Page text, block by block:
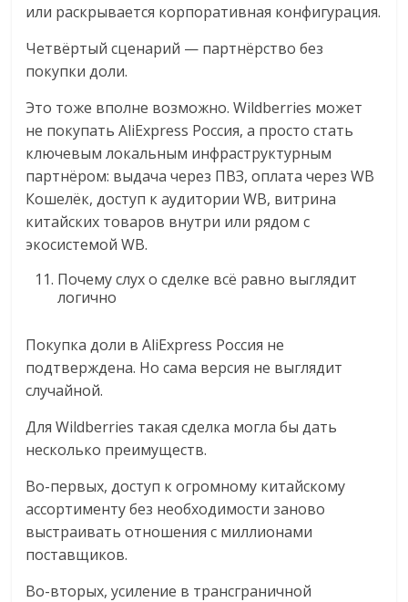
или раскрывается корпоративная конфигурация.
Четвёртый сценарий — партнёрство без
покупки доли.
Это тоже вполне возможно. Wildberries может
не покупать AliExpress Россия, а просто стать
ключевым локальным инфраструктурным
партнёром: выдача через ПВЗ, оплата через WB
Кошелёк, доступ к аудитории WB, витрина
китайских товаров внутри или рядом с
экосистемой WB.
Почему слух о сделке всё равно выглядит
логично
Покупка доли в AliExpress Россия не
подтверждена. Но сама версия не выглядит
случайной.
Для Wildberries такая сделка могла бы дать
несколько преимуществ.
Во-первых, доступ к огромному китайскому
ассортименту без необходимости заново
выстраивать отношения с миллионами
поставщиков.
Во-вторых, усиление в трансграничной